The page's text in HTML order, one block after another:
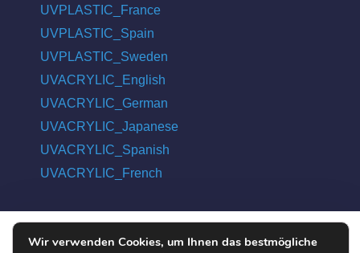
UVPLASTIC_France
UVPLASTIC_Spain
UVPLASTIC_Sweden
UVACRYLIC_English
UVACRYLIC_German
UVACRYLIC_Japanese
UVACRYLIC_Spanish
UVACRYLIC_French
Wir verwenden Cookies, um Ihnen das bestmögliche